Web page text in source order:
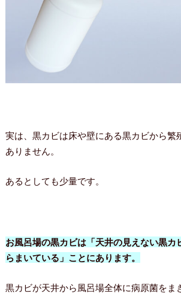
実は、黒カビは床や壁にある黒カビから繁
ありません。
あるとしても少量です。
お風呂場の黒カビは「天井の見えない黒カ
らまいている」ことにあります。
黒カビが天井から風呂場全体に病原菌をま